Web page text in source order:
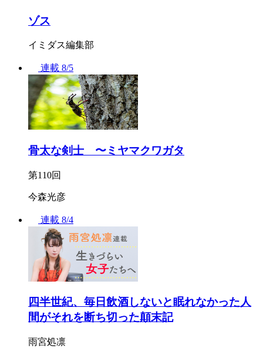
ゾス
イミダス編集部
連載 8/5
骨太な剣士 〜ミヤマクワガタ
第110回
今森光彦
連載 8/4
四半世紀、毎日飲酒しないと眠れなかった人
間がそれを断ち切った顛末記
雨宮処凛